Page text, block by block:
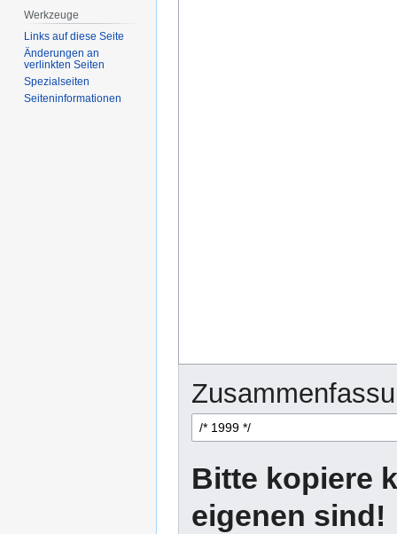
Bitte kopiere
eigenen sind!
Werkzeuge
Links auf diese Seite
Änderungen an
verlinkten Seiten
Spezialseiten
Seiten­­informationen